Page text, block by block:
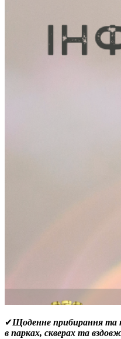
✔Щоденне прибирання та
в парках, скверах та